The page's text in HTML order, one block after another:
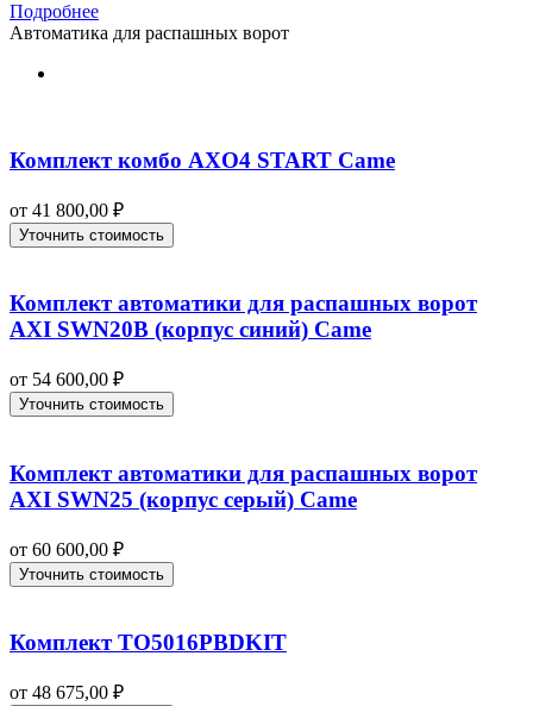
Подробнее
Автоматика для распашных ворот
Комплект комбо AXO4 START Came
от 41 800,00 ₽
Уточнить стоимость
Комплект автоматики для распашных ворот
AXI SWN20B (корпус синий) Came
от 54 600,00 ₽
Уточнить стоимость
Комплект автоматики для распашных ворот
AXI SWN25 (корпус серый) Came
от 60 600,00 ₽
Уточнить стоимость
Комплект TO5016PBDKIT
от 48 675,00 ₽